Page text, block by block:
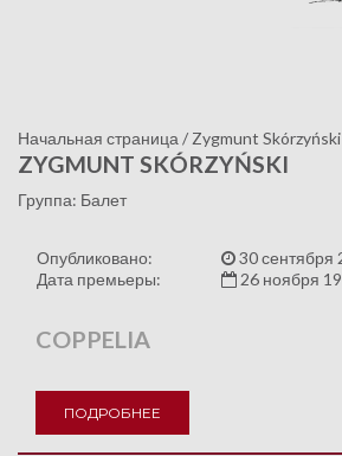
Начальная страница / Zygmunt Skórzyński
ZYGMUNT SKÓRZYŃSKI
Группа: Балет
Опубликовано:
30 сентября
Дата премьеры:
26 ноября
COPPELIA
ПОДРОБНЕЕ